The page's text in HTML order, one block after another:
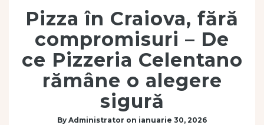
Pizza în Craiova, fără
compromisuri – De
ce Pizzeria Celentano
rămâne o alegere
sigură
By Administrator on ianuarie 30, 2026